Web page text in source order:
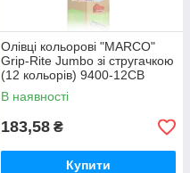
Олівці кольорові "MARCO"
Grip-Rite Jumbo зі стругачкою
(12 кольорів) 9400-12CB
В наявності
183,58 ₴
Купити